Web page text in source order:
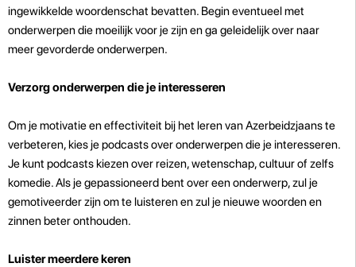
ingewikkelde woordenschat bevatten. Begin eventueel met
onderwerpen die moeilijk voor je zijn en ga geleidelijk over naar
meer gevorderde onderwerpen.
Verzorg onderwerpen die je interesseren
Om je motivatie en effectiviteit bij het leren van Azerbeidzjaans te
verbeteren, kies je podcasts over onderwerpen die je interesseren.
Je kunt podcasts kiezen over reizen, wetenschap, cultuur of zelfs
komedie. Als je gepassioneerd bent over een onderwerp, zul je
gemotiveerder zijn om te luisteren en zul je nieuwe woorden en
zinnen beter onthouden.
Luister meerdere keren